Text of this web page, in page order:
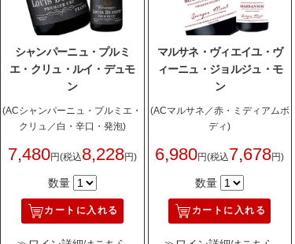
シャンパーニュ・プルミ
エ・クリュ・ルイ・デュモ
ン
(ACシャンパーニュ・プルミエ・
クリュ／白・辛口・発泡)
7,480円(税込8,228円)
数量
カートに入れる
マルサネ・ヴィエイユ・ヴ
ィーニュ・ジョルジュ・モ
ン
(ACマルサネ／赤・ミディアムボ
ディ)
6,980円(税込7,678円)
数量
カートに入れる